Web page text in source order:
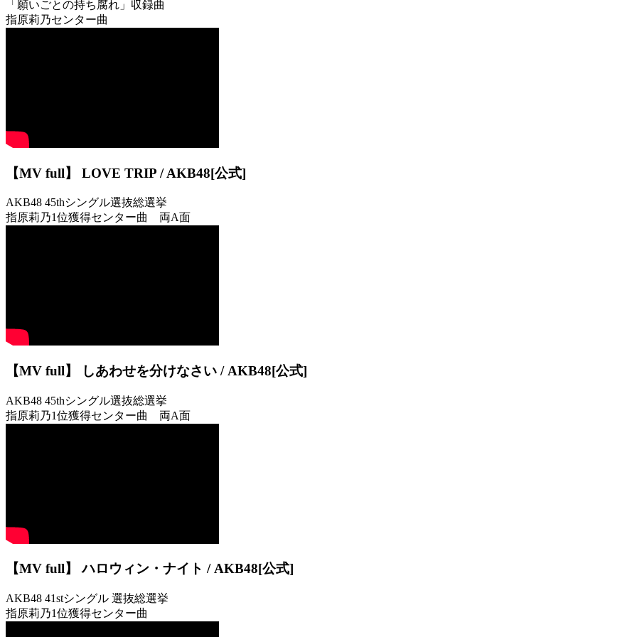
「願いごとの持ち腐れ」収録曲
指原莉乃センター曲
【MV full】 LOVE TRIP / AKB48[公式]
AKB48 45thシングル選抜総選挙
指原莉乃1位獲得センター曲 両A面
【MV full】 しあわせを分けなさい / AKB48[公式]
AKB48 45thシングル選抜総選挙
指原莉乃1位獲得センター曲 両A面
【MV full】 ハロウィン・ナイト / AKB48[公式]
AKB48 41stシングル 選抜総選挙
指原莉乃1位獲得センター曲